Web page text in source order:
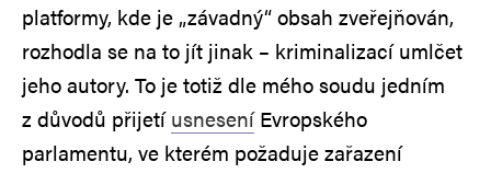
platformy, kde je „závadný“ obsah zveřejňován,
rozhodla se na to jít jinak – kriminalizací umlčet
jeho autory. To je totiž dle mého soudu jedním
z důvodů přijetíusneseníEvropského
parlamentu, ve kterém požaduje zařazení